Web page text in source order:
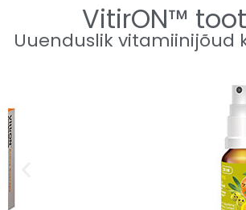
VitirON™
Uuenduslik vitamiinijõud